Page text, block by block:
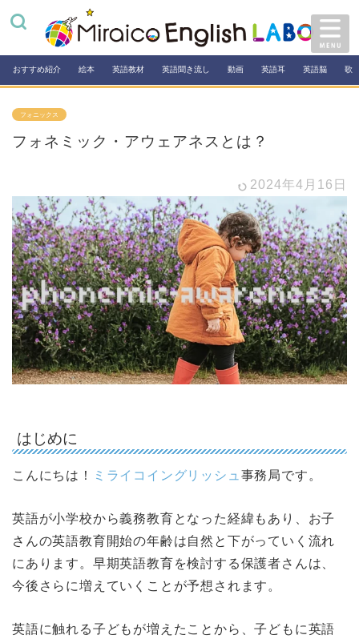
おすすめ紹介 絵本 英語教材 英語聞き流し 動画 英語耳 英語脳 歌
フォニックス
フォネミック・アウェアネスとは？
2024年4月16日
はじめに
こんにちは！ ミライコイングリッシュ 事務局です。
英語が小学校から義務教育となった経緯もあり、お子
さんの英語教育開始の年齢は自然と下がっていく流れ
にあります。早期英語教育を検討する保護者さんは、
今後さらに増えていくことが予想されます。
英語に触れる子どもが増えたことから、子どもに英語